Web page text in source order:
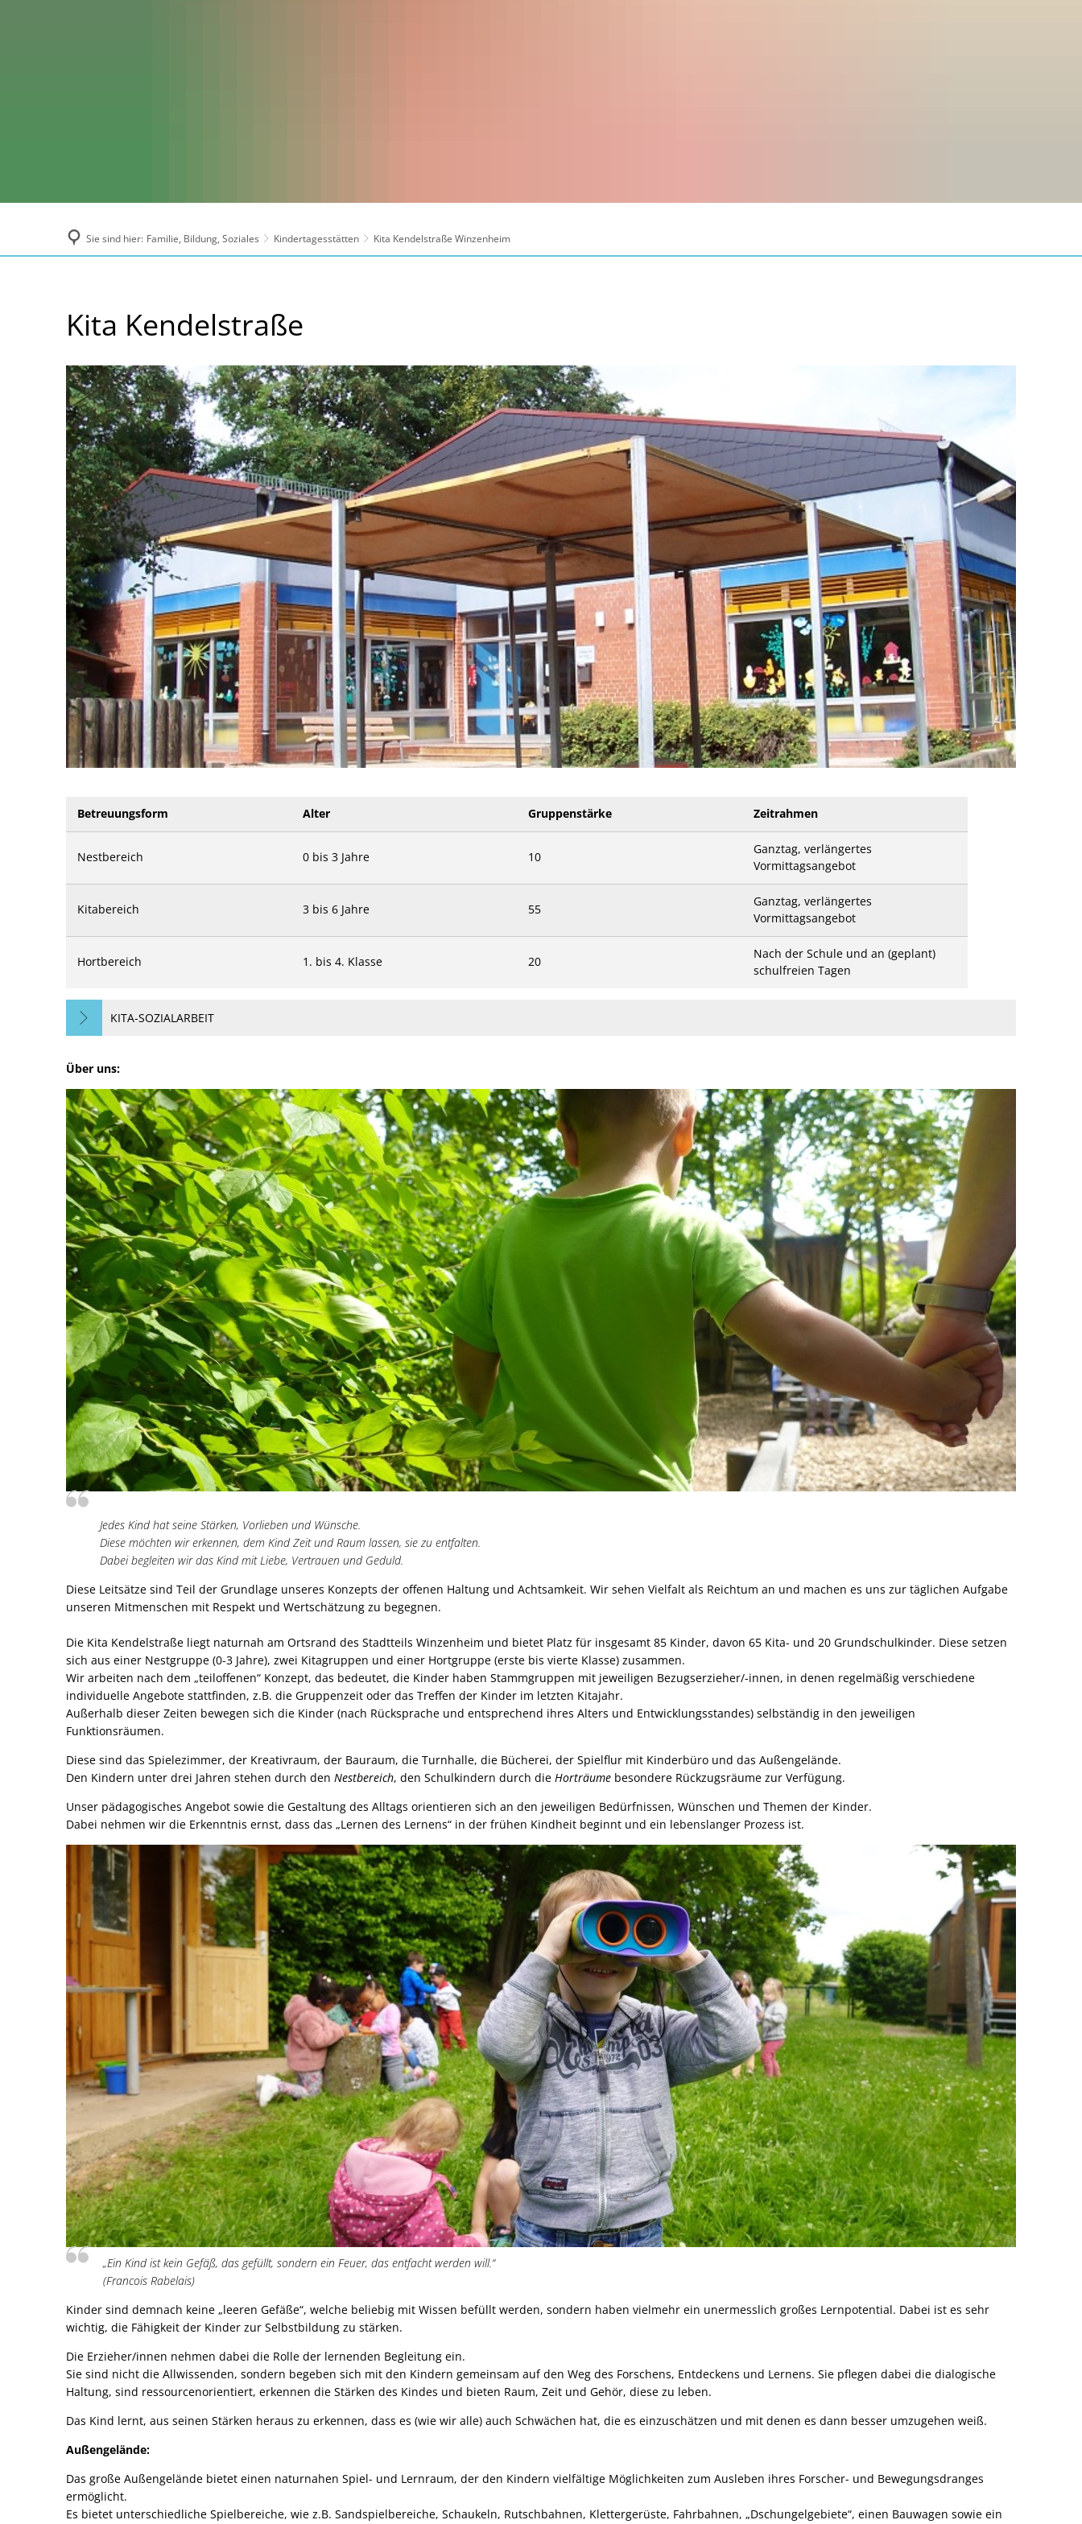
Sie sind hier: Familie, Bildung, Soziales Kindertagesstätten Kita Kendelstraße Winzenheim
Kendelstraße
Winzenheim
Kita Kendelstraße
Betreuungsform Alter Gruppenstärke Zeitrahmen
Nestbereich 0 bis 3 Jahre 10
Ganztag, verlängertes
Vormittagsangebot
Kitabereich 3 bis 6 Jahre 55
Ganztag, verlängertes
Vormittagsangebot
Hortbereich 1. bis 4. Klasse 20
Nach der Schule und an (geplant)
schulfreien Tagen
KITA-SOZIALARBEIT
Über uns:
Jedes Kind hat seine Stärken, Vorlieben und Wünsche.
Diese möchten wir erkennen, dem Kind Zeit und Raum lassen, sie zu entfalten.
Dabei begleiten wir das Kind mit Liebe, Vertrauen und Geduld.
Diese Leitsätze sind Teil der Grundlage unseres Konzepts der offenen Haltung und Achtsamkeit. Wir sehen Vielfalt als Reichtum an und machen es uns zur täglichen Aufgabe
unseren Mitmenschen mit Respekt und Wertschätzung zu begegnen.
Die Kita Kendelstraße liegt naturnah am Ortsrand des Stadtteils Winzenheim und bietet Platz für insgesamt 85 Kinder, davon 65 Kita- und 20 Grundschulkinder. Diese setzen
sich aus einer Nestgruppe (0-3 Jahre), zwei Kitagruppen und einer Hortgruppe (erste bis vierte Klasse) zusammen.
Wir arbeiten nach dem „teiloffenen“ Konzept, das bedeutet, die Kinder haben Stammgruppen mit jeweiligen Bezugserzieher/-innen, in denen regelmäßig verschiedene
individuelle Angebote stattfinden, z.B. die Gruppenzeit oder das Treffen der Kinder im letzten Kitajahr.
Außerhalb dieser Zeiten bewegen sich die Kinder (nach Rücksprache und entsprechend ihres Alters und Entwicklungsstandes) selbständig in den jeweiligen
Funktionsräumen.
Diese sind das Spielezimmer, der Kreativraum, der Bauraum, die Turnhalle, die Bücherei, der Spielflur mit Kinderbüro und das Außengelände.
Den Kindern unter drei Jahren stehen durch den Nestbereich, den Schulkindern durch die Horträume besondere Rückzugsräume zur Verfügung.
Unser pädagogisches Angebot sowie die Gestaltung des Alltags orientieren sich an den jeweiligen Bedürfnissen, Wünschen und Themen der Kinder.
Dabei nehmen wir die Erkenntnis ernst, dass das „Lernen des Lernens“ in der frühen Kindheit beginnt und ein lebenslanger Prozess ist.
„Ein Kind ist kein Gefäß, das gefüllt, sondern ein Feuer, das entfacht werden will.“
(Francois Rabelais)
Kinder sind demnach keine „leeren Gefäße“, welche beliebig mit Wissen befüllt werden, sondern haben vielmehr ein unermesslich großes Lernpotential. Dabei ist es sehr
wichtig, die Fähigkeit der Kinder zur Selbstbildung zu stärken.
Die Erzieher/innen nehmen dabei die Rolle der lernenden Begleitung ein.
Sie sind nicht die Allwissenden, sondern begeben sich mit den Kindern gemeinsam auf den Weg des Forschens, Entdeckens und Lernens. Sie pflegen dabei die dialogische
Haltung, sind ressourcenorientiert, erkennen die Stärken des Kindes und bieten Raum, Zeit und Gehör, diese zu leben.
Das Kind lernt, aus seinen Stärken heraus zu erkennen, dass es (wie wir alle) auch Schwächen hat, die es einzuschätzen und mit denen es dann besser umzugehen weiß.
Außengelände:
Das große Außengelände bietet einen naturnahen Spiel- und Lernraum, der den Kindern vielfältige Möglichkeiten zum Ausleben ihres Forscher- und Bewegungsdranges
ermöglicht.
Es bietet unterschiedliche Spielbereiche, wie z.B. Sandspielbereiche, Schaukeln, Rutschbahnen, Klettergerüste, Fahrbahnen, „Dschungelgebiete“, einen Bauwagen sowie ein